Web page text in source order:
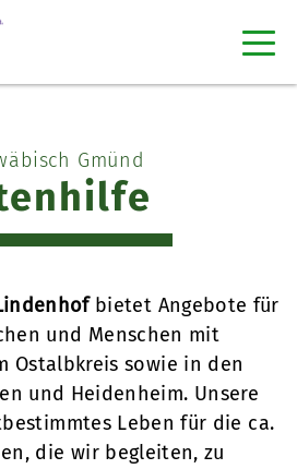
Gmünd
bietet Angebote für
und Menschen mit
Ostalbkreis sowie in den
und Heidenheim. Unsere
Leben für die ca.
die wir begleiten, zu